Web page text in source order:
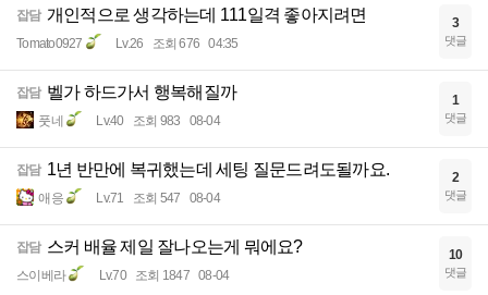
잡담 개인적으로 생각하는데 111일격 좋아지려면
Tomato0927 Lv.26 조회 676 04:35
3
댓글
잡담 벨가 하드가서 행복해질까
풋네 Lv.40 조회 983 08-04
1
댓글
잡담 1년 반만에 복귀했는데 세팅 질문드려도될까요.
애응 Lv.71 조회 547 08-04
2
댓글
잡담 스커 배율 제일 잘나오는게 뭐에요?
스이베라 Lv.70 조회 1847 08-04
10
댓글